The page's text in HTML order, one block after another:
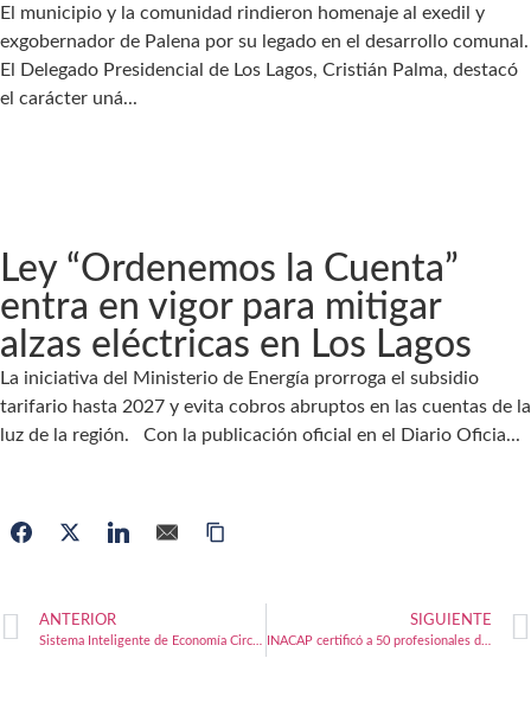
El municipio y la comunidad rindieron homenaje al exedil y
exgobernador de Palena por su legado en el desarrollo comunal.
El Delegado Presidencial de Los Lagos, Cristián Palma, destacó
el carácter uná...
Ley “Ordenemos la Cuenta”
entra en vigor para mitigar
alzas eléctricas en Los Lagos
La iniciativa del Ministerio de Energía prorroga el subsidio
tarifario hasta 2027 y evita cobros abruptos en las cuentas de la
luz de la región. Con la publicación oficial en el Diario Oficia...
ANTERIOR SIGUIENTE